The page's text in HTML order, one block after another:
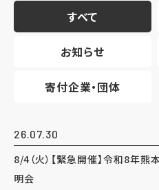
すべて
お知らせ
寄付企業・団体
26.07.30
8/4（火）【緊急開催】令和8年
明会